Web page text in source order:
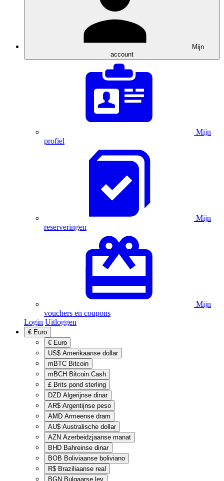
Mijn
account
Mijn
profiel
Mijn
reserveringen
Mijn
vouchers en coupons
Login Uitloggen
€ Euro
€ Euro
US$ Amerikaanse dollar
mBTC Bitcoin
mBCH Bitcoin Cash
£ Brits pond sterling
DZD Algerijnse dinar
AR$ Argentijnse peso
AMD Armeense dram
AU$ Australische dollar
AZN Azerbeidzjaanse manat
BHD Bahreinse dinar
BOB Boliviaanse boliviano
R$ Braziliaanse real
BGN Bulgaarse lev